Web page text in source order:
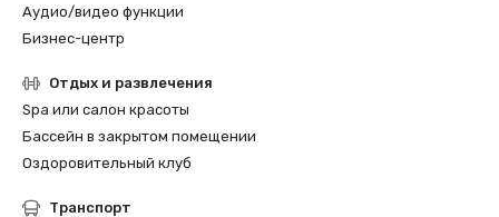
Аудио/видео функции
Бизнес-центр
Отдых и развлечения
Spa или салон красоты
Бассейн в закрытом помещении
Оздоровительный клуб
Транспорт